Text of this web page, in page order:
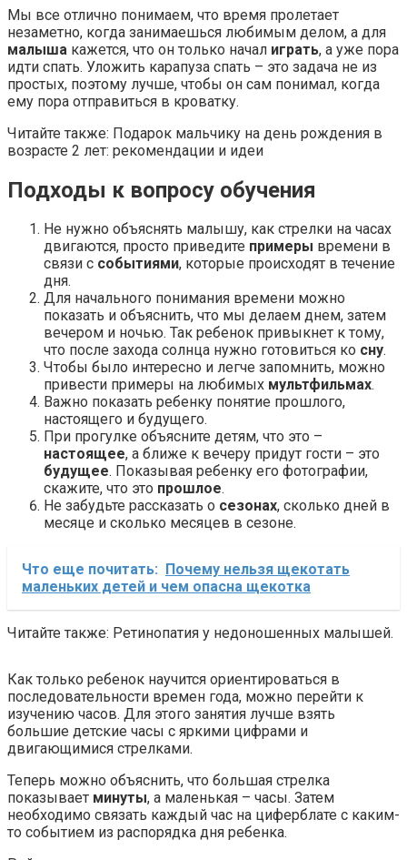
Мы все отлично понимаем, что время пролетает
незаметно, когда занимаешься любимым делом, а для
малыша кажется, что он только начал играть, а уже пора
идти спать. Уложить карапуза спать – это задача не из
простых, поэтому лучше, чтобы он сам понимал, когда
ему пора отправиться в кроватку.
Читайте также: Подарок мальчику на день рождения в
возрасте 2 лет: рекомендации и идеи
Подходы к вопросу обучения
Не нужно объяснять малышу, как стрелки на часах
двигаются, просто приведите примеры времени в
связи с событиями, которые происходят в течение
дня.
Для начального понимания времени можно
показать и объяснить, что мы делаем днем, затем
вечером и ночью. Так ребенок привыкнет к тому,
что после захода солнца нужно готовиться ко сну.
Чтобы было интересно и легче запомнить, можно
привести примеры на любимых мультфильмах.
Важно показать ребенку понятие прошлого,
настоящего и будущего.
При прогулке объясните детям, что это –
настоящее, а ближе к вечеру придут гости – это
будущее. Показывая ребенку его фотографии,
скажите, что это прошлое.
Не забудьте рассказать о сезонах, сколько дней в
месяце и сколько месяцев в сезоне.
Что еще почитать:
Почему нельзя щекотать
маленьких детей и чем опасна щекотка
Читайте также: Ретинопатия у недоношенных малышей.
Как только ребенок научится ориентироваться в
последовательности времен года, можно перейти к
изучению часов. Для этого занятия лучше взять
большие детские часы с яркими цифрами и
двигающимися стрелками.
Теперь можно объяснить, что большая стрелка
показывает минуты, а маленькая – часы. Затем
необходимо связать каждый час на циферблате с каким-
то событием из распорядка дня ребенка.